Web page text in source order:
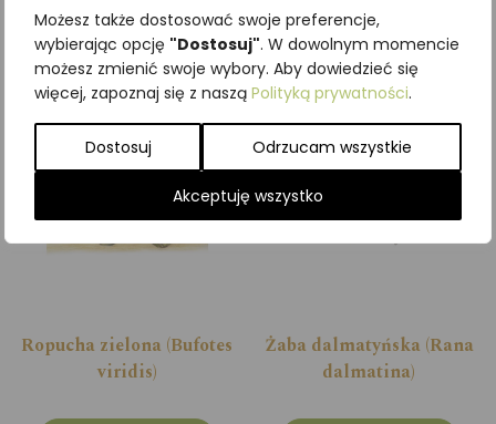
Możesz także dostosować swoje preferencje,
wybierając opcję "Dostosuj". W dowolnym momencie
możesz zmienić swoje wybory. Aby dowiedzieć się
więcej, zapoznaj się z naszą Polityką prywatności.
Dostosuj Odrzucam wszystkie
Akceptuję wszystko
Podobne produkty
Ropucha zielona (Bufotes
viridis)
Żaba dalmatyńska (Rana
dalmatina)